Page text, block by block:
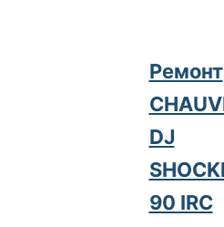
Ремонт
DJ
90 IRC